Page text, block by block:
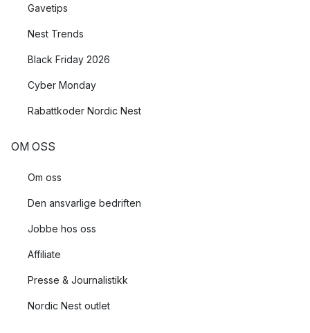
Gavetips
Nest Trends
Black Friday 2026
Cyber Monday
Rabattkoder Nordic Nest
OM OSS
Om oss
Den ansvarlige bedriften
Jobbe hos oss
Affiliate
Presse & Journalistikk
Nordic Nest outlet